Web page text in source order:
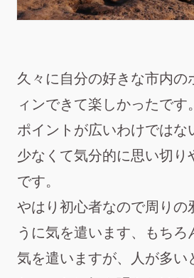
久々に自分の好きな市内の
ィンできて楽しかったです。
ポイントが広いわけではな
少なくて気分的に思い切り
です。
やはり初心者なので周りの
うに気を遣います、もちろ
気を遣いますが、人が多い